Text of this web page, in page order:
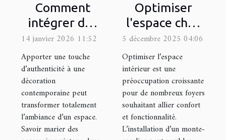
Comment
intégrer des
accessoires
vintage dans
un style
moderne ?
14 janvier 2026 11:52
Apporter une touche
d’authenticité à une
décoration
contemporaine peut
transformer totalement
l’ambiance d’un espace.
Savoir marier des
Optimiser
l'espace chez
soi : est-ce
possible avec
un monte-
escalier ?
5 décembre 2025 04:06
Optimiser l’espace
intérieur est une
préoccupation croissante
pour de nombreux foyers
souhaitant allier confort
et fonctionnalité.
L’installation d’un monte-